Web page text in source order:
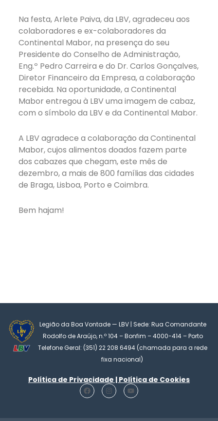
Na festa, Arlete Paiva, da LBV, agradeceu aos
colaboradores e ex-colaboradores da
Continental Mabor, na presença do seu
Presidente do Conselho de Administração,
Eng.º Pedro Carreira e do Dr. Carlos Gonçalves,
Diretor Financeiro da Empresa, a colaboração
recebida. Na oportunidade, a Continental
Mabor entregou à LBV uma imagem de cabaz,
com o símbolo da LBV e da Continental Mabor.
A LBV agradece a colaboração da Continental
Mabor, cujos alimentos doados fazem parte
dos cabazes que chegam, este mês de
dezembro, a mais de 800 famílias das cidades
de Braga, Lisboa, Porto e Coimbra.
Bem hajam!
Legião da Boa Vontade — LBV | Sede: Rua Comandante
Rodolfo de Araújo, n.º 104 – Bonfim – 4000-414 – Porto
Telefone Geral: (351) 22 208 6494 (chamada para a rede
fixa nacional)
Política de Privacidade | Política de Cookies
F
a
I
n
Y
o